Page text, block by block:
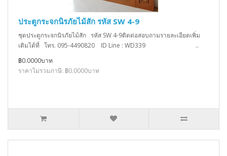
ประตูกระจกนิรภัยไม้สัก รหัส SW 4-9
ชุดประตูกระจกนิรภัยไม้สัก รหัส SW 4-9ติดต่อสอบถามรายละเอียดเพิ่ม
เติมได้ที่ โทร. 095-4490820 ID Line : WD339 ..
฿0.0000บาท
ราคาไม่รวมภาษี: ฿0.0000บาท